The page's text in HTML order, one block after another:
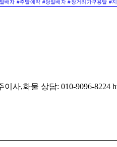
배차 #주말예약 #당일배차 #장거리가구용달 #
,화물 상담: 010-9096-8224